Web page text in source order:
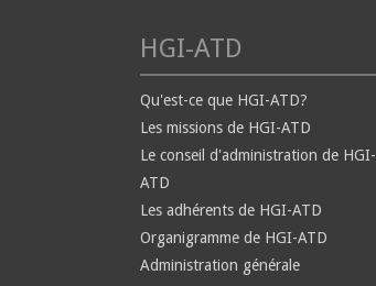
HGI-ATD
Qu'est-ce que HGI-ATD?
Les missions de HGI-ATD
Le conseil d'administration de HGI-
ATD
Les adhérents de HGI-ATD
Organigramme de HGI-ATD
Administration générale